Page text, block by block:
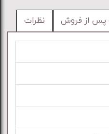
پس از فروش نظرات